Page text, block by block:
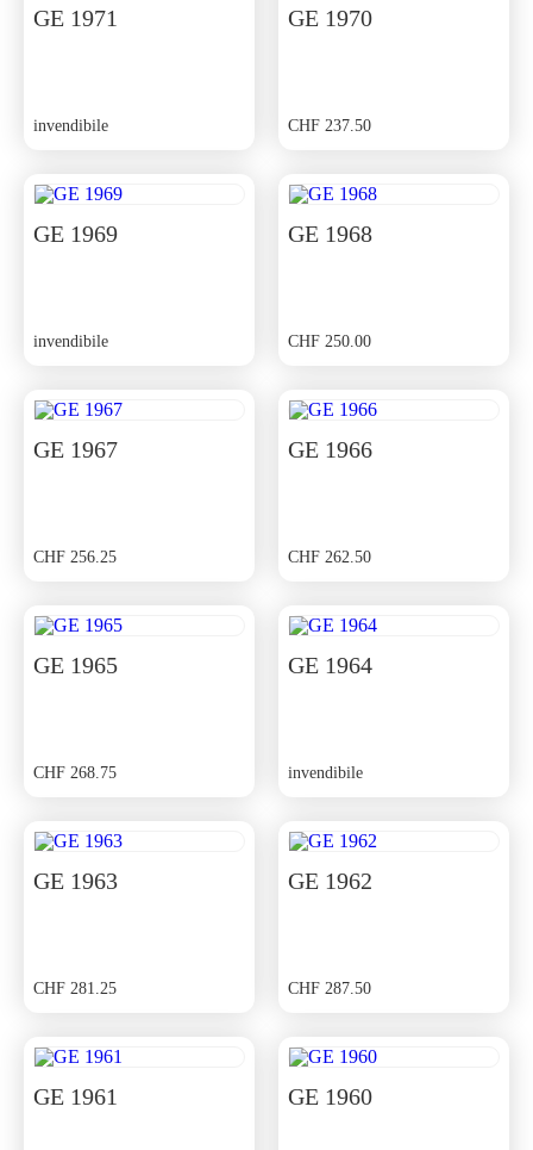
GE 1971
invendibile
GE 1970
CHF 237.50
GE 1969
invendibile
GE 1968
CHF 250.00
GE 1967
CHF 256.25
GE 1966
CHF 262.50
GE 1965
CHF 268.75
GE 1964
invendibile
GE 1963
CHF 281.25
GE 1962
CHF 287.50
GE 1961 GE 1960